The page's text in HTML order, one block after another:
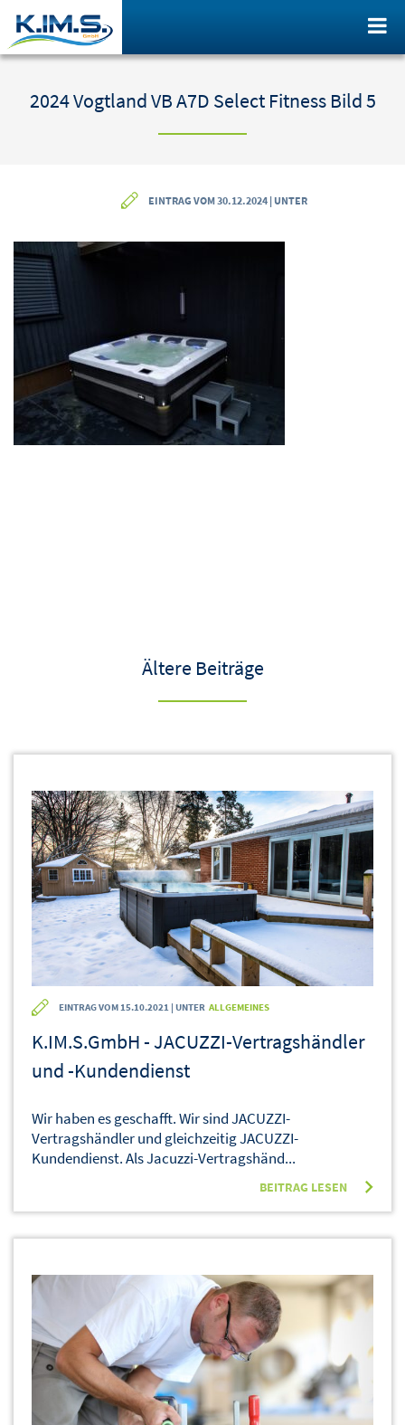
2024 Vogtland VB A7D Select Fitness Bild 5
EINTRAG VOM 30.12.2024 | UNTER
Ältere Beiträge
EINTRAG VOM 15.10.2021 | UNTER ALLGEMEINES
K.IM.S.GmbH - JACUZZI-Vertragshändler
und -Kundendienst
Wir haben es geschafft. Wir sind JACUZZI-
Vertragshändler und gleichzeitig JACUZZI-
Kundendienst. Als Jacuzzi-Vertragshänd...
BEITRAG LESEN